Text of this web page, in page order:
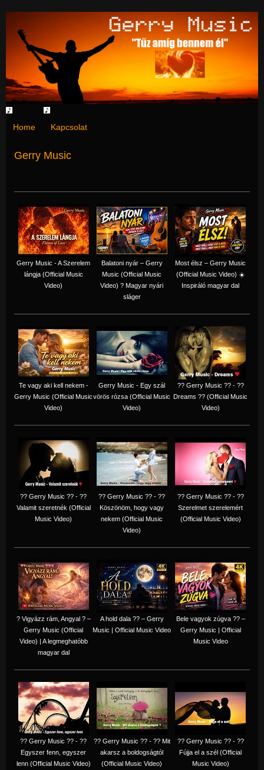
Home Kapcsolat
Gerry Music
Gerry Music - A Szerelem
lángja (Official Music
Video)
Balatoni nyár – Gerry
Music (Official Music
Video) ? Magyar nyári
sláger
Most élsz – Gerry Music
(Official Music Video) ☀️
Inspiráló magyar dal
Te vagy aki kell nekem -
Gerry Music (Official Music
Video)
Gerry Music - Egy szál
vörös rózsa (Official Music
Video)
?? Gerry Music ?? - ??
Dreams ?? (Official Music
Video)
?? Gerry Music ?? - ??
Valamit szeretnék (Official
Music Video)
?? Gerry Music ?? - ??
Köszönöm, hogy vagy
nekem (Official Music
Video)
?? Gerry Music ?? - ??
Szerelmet szerelemért
(Official Music Video)
? Vigyázz rám, Angyal ? –
Gerry Music (Official
Video) | A legmeghatóbb
magyar dal
A hold dala ?? – Gerry
Music | Official Music Video
Bele vagyok zúgva ?? –
Gerry Music | Official
Music Video
?? Gerry Music ?? - ??
Egyszer fenn, egyszer
lenn (Official Music Video)
?? Gerry Music ?? - ?? Mit
akarsz a boldogságtól
(Official Music Video)
?? Gerry Music ?? - ??
Fújja el a szél (Official
Music Video)